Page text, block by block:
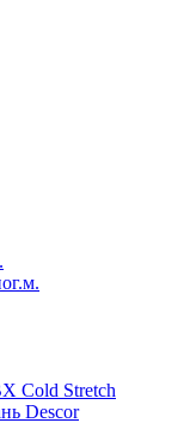
Cold Stretch
Descor